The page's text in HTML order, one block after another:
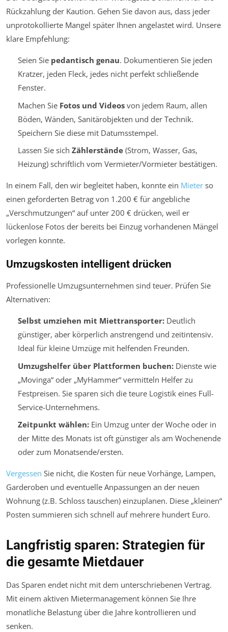
Rückzahlung der Kaution. Gehen Sie davon aus, dass jeder
unprotokollierte Mangel später Ihnen angelastet wird. Unsere
klare Empfehlung:
Seien Sie pedantisch genau. Dokumentieren Sie jeden
Kratzer, jeden Fleck, jedes nicht perfekt schließende
Fenster.
Machen Sie Fotos und Videosvon jedem Raum, allen
Böden, Wänden, Sanitärobjekten und der Technik.
Speichern Sie diese mit Datumsstempel.
Lassen Sie sich Zählerstände(Strom, Wasser, Gas,
Heizung) schriftlich vom Vermieter/Vormieter bestätigen.
In einem Fall, den wir begleitet haben, konnte ein Mieter so
einen geforderten Betrag von 1.200 € für angebliche
„Verschmutzungen“ auf unter 200 € drücken, weil er
lückenlose Fotos der bereits bei Einzug vorhandenen Mängel
vorlegen konnte.
Umzugskosten intelligent drücken
Professionelle Umzugsunternehmen sind teuer. Prüfen Sie
Alternativen:
Selbst umziehen mit Miettransporter:Deutlich
günstiger, aber körperlich anstrengend und zeitintensiv.
Ideal für kleine Umzüge mit helfenden Freunden.
Umzugshelfer über Plattformen buchen:Dienste wie
„Movinga“ oder „MyHammer“ vermitteln Helfer zu
Festpreisen. Sie sparen sich die teure Logistik eines Full-
Service-Unternehmens.
Zeitpunkt wählen:Ein Umzug unter der Woche oder in
der Mitte des Monats ist oft günstiger als am Wochenende
oder zum Monatsende/ersten.
Vergessen Sie nicht, die Kosten für neue Vorhänge, Lampen,
Garderoben und eventuelle Anpassungen an der neuen
Wohnung (z.B. Schloss tauschen) einzuplanen. Diese „kleinen“
Posten summieren sich schnell auf mehrere hundert Euro.
Langfristig sparen: Strategien für
die gesamte Mietdauer
Das Sparen endet nicht mit dem unterschriebenen Vertrag.
Mit einem aktiven Mietermanagement können Sie Ihre
monatliche Belastung über die Jahre kontrollieren und
senken.